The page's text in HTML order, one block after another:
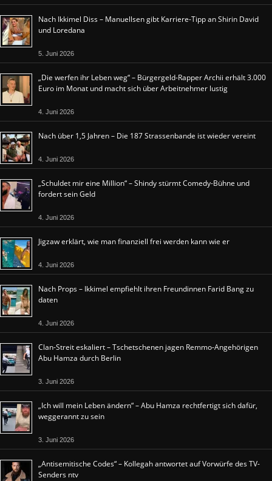
Nach Ikkimel Diss – Manuellsen gibt Karriere-Tipp an Shirin David
und Loredana
5. Juni 2026
„Die werfen ihr Leben weg“ – Bürgergeld-Rapper Archii erhält 3.000
Euro im Monat und macht sich über Arbeitnehmer lustig
4. Juni 2026
Nach über 1,5 Jahren – Die 187 Strassenbande ist wieder vereint
4. Juni 2026
„Schuldet mir eine Million“ – Shindy stürmt Comedy-Bühne und
fordert sein Geld
4. Juni 2026
Jigzaw erklärt, wie man finanziell frei werden kann wie er
4. Juni 2026
Nach Props – Ikkimel empfiehlt ihren Freundinnen Farid Bang zu
daten
4. Juni 2026
Clan-Streit eskaliert – Tschetschenen jagen Remmo-Angehörigen
Abu Hamza durch Berlin
3. Juni 2026
„Ich will mein Leben ändern“ – Abu Hamza rechtfertigt sich dafür,
weggerannt zu sein
3. Juni 2026
„Antisemitische Codes“ – Kollegah antwortet auf Vorwürfe des TV-
Senders ntv